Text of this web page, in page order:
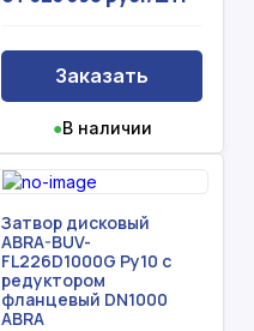
Заказать
●В наличии
Затвор дисковый
ABRA-BUV-
FL226D1000G Ру10 с
редуктором
фланцевый DN1000
ABRA